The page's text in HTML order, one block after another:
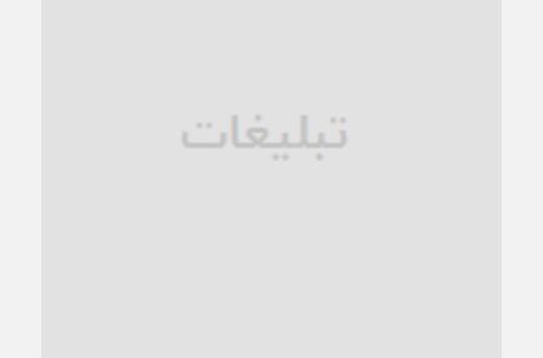
ترجیح عقلانیت ایرانی بر دیدگاه‌های آخرالزمانی